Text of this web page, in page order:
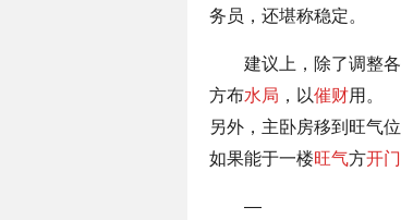
务员，还堪称稳定。
建议上，除了调整
方布水局 ，以催财用。
另外，主卧房移到旺气
如果能于一楼旺气方开门
—